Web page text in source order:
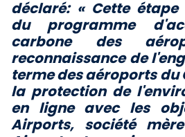
déclaré: « Cette étape
du programme
carbone des
reconnaissance de
terme des aéroports
la protection de
en ligne avec les
Airports, société